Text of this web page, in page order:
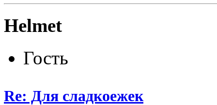
Helmet
Гость
Re: Для сладкоежек